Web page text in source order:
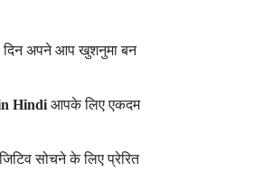
दिन अपने आप खुशनुमा बन
Hindi आपके लिए एकदम
सोचने के लिए प्रेरित